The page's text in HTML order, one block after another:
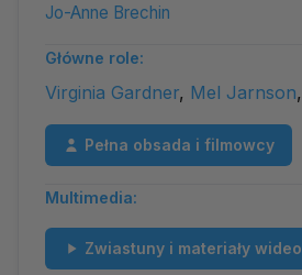
Jo-Anne Brechin
Główne role:
Virginia Gardner, Mel Jarnson,
Pełna obsada i filmowcy
Multimedia:
Zwiastuny i materiały wideo